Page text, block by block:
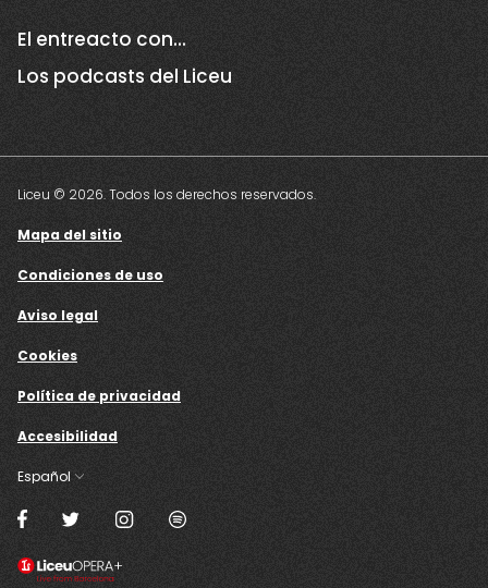
El entreacto con...
Los podcasts del Liceu
Liceu © 2026. Todos los derechos reservados.
Mapa del sitio
Condiciones de uso
Aviso legal
Cookies
Política de privacidad
Accesibilidad
Español